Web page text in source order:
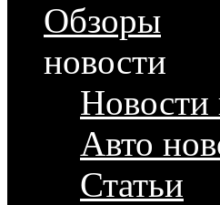
Обзоры
новости
Новости
Авто
Статьи